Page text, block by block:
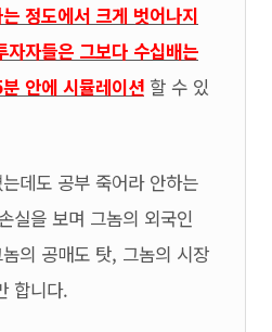
정도에서 크게 벗어나지
자들은 그보다 수십배는
안에 시뮬레이션 할 수 있
데도 공부 죽어라 안하는
실을 보며 그놈의 외국인
의 공매도 탓, 그놈의 시장
합니다.